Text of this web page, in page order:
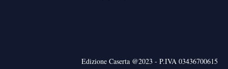
Edizione Caserta @2023 - P.IVA 03436700615